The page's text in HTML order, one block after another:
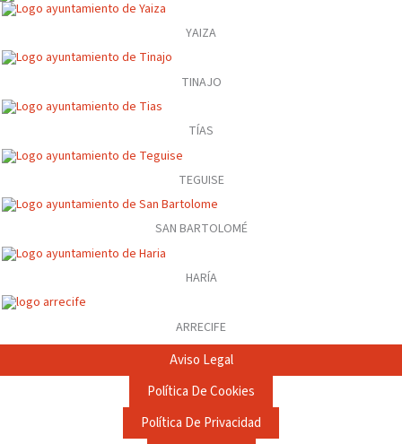
YAIZA
TINAJO
TÍAS
TEGUISE
SAN BARTOLOMÉ
HARÍA
ARRECIFE
Aviso Legal
Política De Cookies
Política De Privacidad